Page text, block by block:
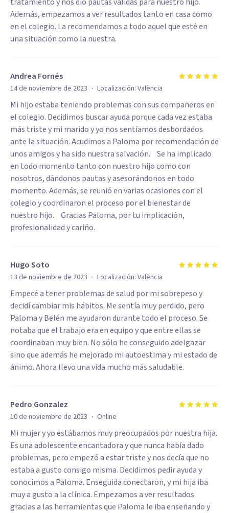
Además, empezamos a ver resultados tanto en casa como
en el colegio. La recomendamos a todo aquel que esté en
una situación como la nuestra.
Andrea Fornés
14 de noviembre de 2023 · Localización: València
Mi hijo estaba teniendo problemas con sus compañeros en
el colegio. Decidimos buscar ayuda porque cada vez estaba
más triste y mi marido y yo nos sentíamos desbordados
ante la situación. Acudimos a Paloma por recomendación de
unos amigos y ha sido nuestra salvación. Se ha implicado
en todo momento tanto con nuestro hijo como con
nosotros, dándonos pautas y asesorándonos en todo
momento. Además, se reunió en varias ocasiones con el
colegio y coordinaron el proceso por el bienestar de
nuestro hijo. Gracias Paloma, por tu implicación,
profesionalidad y cariño.
Hugo Soto
13 de noviembre de 2023 · Localización: València
Empecé a tener problemas de salud por mi sobrepeso y
decidí cambiar mis hábitos. Me sentía muy perdido, pero
Paloma y Belén me ayudaron durante todo el proceso. Se
notaba que el trabajo era en equipo y que entre ellas se
coordinaban muy bien. No sólo he conseguido adelgazar
sino que además he mejorado mi autoestima y mi estado de
ánimo. Ahora llevo una vida mucho más saludable.
Pedro Gonzalez
10 de noviembre de 2023 · Online
Mi mujer y yo estábamos muy preocupados por nuestra hija.
Es una adolescente encantadora y que nunca había dado
problemas, pero empezó a estar triste y nos decía que no
estaba a gusto consigo misma. Decidimos pedir ayuda y
conocimos a Paloma. Enseguida conectaron, y mi hija iba
muy a gusto a la clínica. Empezamos a ver resultados
gracias a las herramientas que Paloma le iba enseñando y